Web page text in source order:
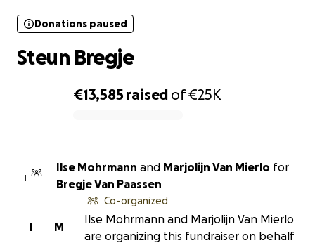
€13,585 raised of€25K
Donations paused
Steun Bregje
I
Ilse Mohrmann and Marjolijn Van Mierlo for
Bregje Van Paassen
M
I
Co-organized
Ilse Mohrmann and Marjolijn Van Mierlo
are organizing this fundraiser on behalf